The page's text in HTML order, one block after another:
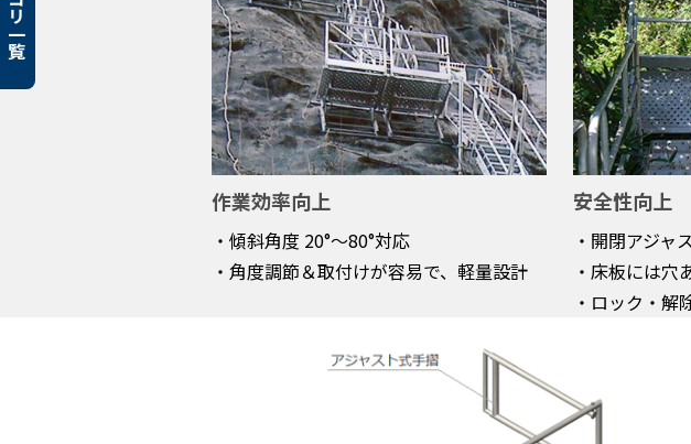
作業効率向上
・傾斜角度 20°～80°対応
・角度調節＆取付けが容易で、軽量設計
安全性向上
・開閉アジャ
・床板には穴
・ロック・解